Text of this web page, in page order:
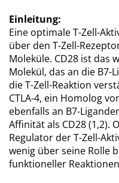
Einleitung:
Eine optimale T-Zell-
über den T-Zell-
Moleküle. CD28 ist das
Molekül, das an die
die T-Zell-Reaktion
CTLA-4, ein Homolog
ebenfalls an B7-
Affinität als CD28 (1,2).
Regulator der T-Zell-
wenig über seine Rolle
funktioneller